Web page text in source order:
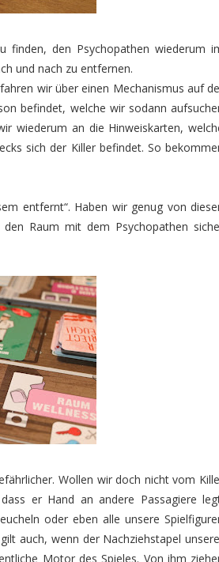
finden, den Psychopathen wiederum
und nach zu entfernen.
wir über einen Mechanismus auf
befindet, welche wir sodann
wiederum an die Hinweiskarten,
sich der Killer befindet. So
entfernt“. Haben wir genug von
Raum mit dem Psychopathen
Wollen wir doch nicht vom
er Hand an andere Passagiere
oder eben alle unsere
auch, wenn der Nachziehstapel
Motor des Spieles. Von ihm